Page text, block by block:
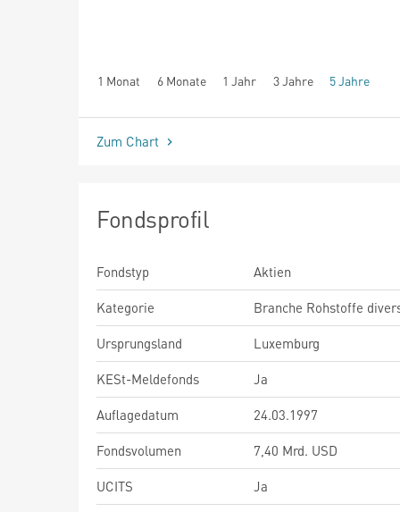
1 Monat 6 Monate 1 Jahr 3 Jahre 5 Jahre
seit Beginn
Zum Chart
Fondsprofil
Fondstyp
Aktien
Kategorie
Branche Rohstoffe
Ursprungsland
Luxemburg
KESt-Meldefonds
Ja
Auflagedatum
24.03.1997
Fondsvolumen
7,40 Mrd. USD
UCITS
Ja